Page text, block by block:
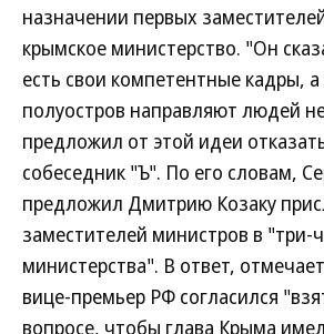
назначении первых
крымское министерство. "Он
есть свои компетентные кадры,
полуостров направляют людей
предложил от этой идеи
собеседник "Ъ". По его словам,
предложил Дмитрию Козаку
заместителей министров в "три-
министерства". В ответ,
вице-премьер РФ согласился
вопросе, чтобы глава Крыма